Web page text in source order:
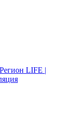
Регион LIFE |